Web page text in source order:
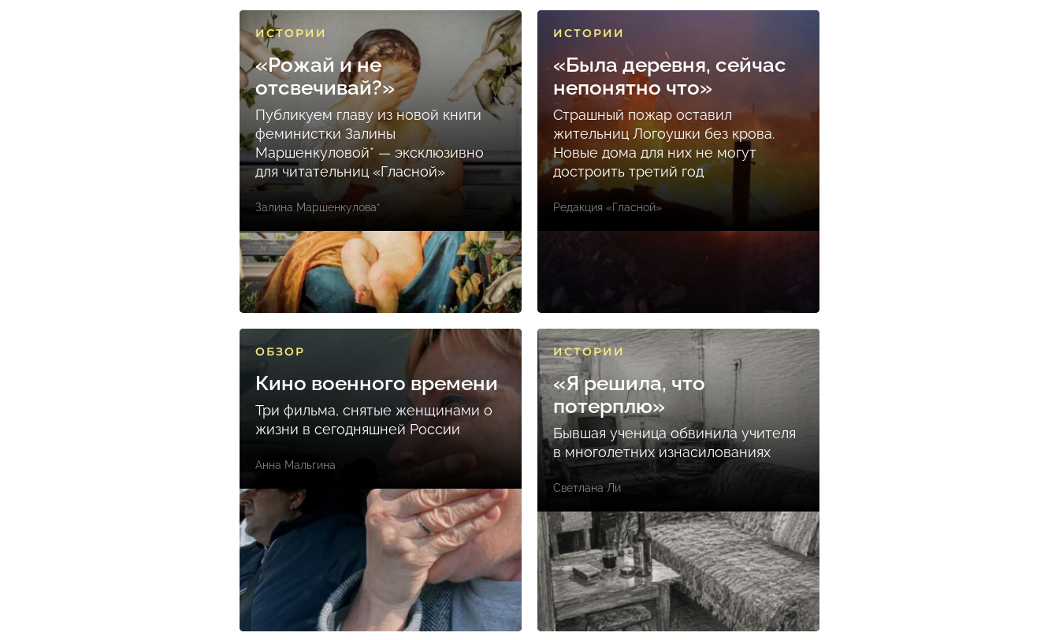
ИСТОРИИ
«Рожай и не
отсвечивай?»
Публикуем главу из новой книги
феминистки Залины
Маршенкуловой* — эксклюзивно
для читательниц «Гласной»
Залина Маршенкулова*
ИСТОРИИ
«Была деревня, сейчас
непонятно что»
Страшный пожар оставил
жительниц Логоушки без крова.
Новые дома для них не могут
достроить третий год
Редакция «Гласной»
ОБЗОР
Кино военного времени
Три фильма, снятые женщинами о
жизни в сегодняшней России
Анна Мальгина
ИСТОРИИ
«Я решила, что
потерплю»
Бывшая ученица обвинила учителя
в многолетних изнасилованиях
Светлана Ли